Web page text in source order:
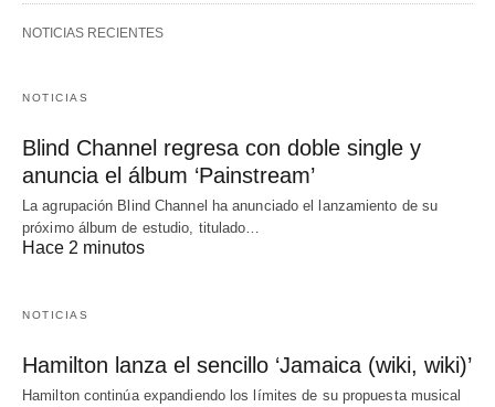
NOTICIAS RECIENTES
NOTICIAS
Blind Channel regresa con doble single y
anuncia el álbum ‘Painstream’
La agrupación Blind Channel ha anunciado el lanzamiento de su
próximo álbum de estudio, titulado…
Hace 2 minutos
NOTICIAS
Hamilton lanza el sencillo ‘Jamaica (wiki, wiki)’
Hamilton continúa expandiendo los límites de su propuesta musical